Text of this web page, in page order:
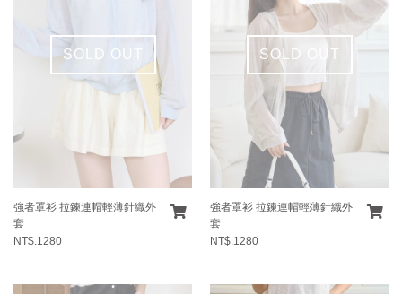
SOLD OUT
強者罩衫 拉鍊連帽輕薄針織外
套
NT$.1280
SOLD OUT
強者罩衫 拉鍊連帽輕薄針織外
套
NT$.1280